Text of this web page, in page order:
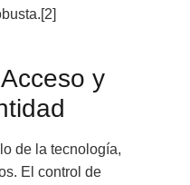
y
de la tecnología,
El control de